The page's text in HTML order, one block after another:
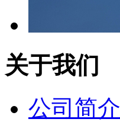
关于我们
公司简介